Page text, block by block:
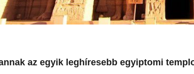
az egyik leghíresebb egyiptomi